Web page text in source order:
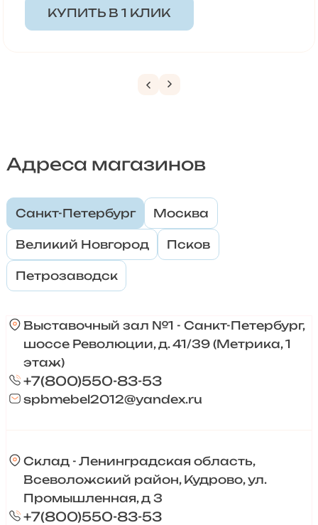
КУПИТЬ В 1 КЛИК
Адреса магазинов
Санкт-Петербург Москва
Великий Новгород Псков
Петрозаводск
Выставочный зал №1 - Санкт-Петербург,
шоссе Революции, д. 41/39 (Метрика, 1
этаж)
+7(800)550-83-53
spbmebel2012@yandex.ru
Склад - Ленинградская область,
Всеволожский район, Кудрово, ул.
Промышленная, д 3
+7(800)550-83-53